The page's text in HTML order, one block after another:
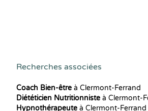
Recherches associées
Coach Bien-être à Clermont-Ferrand
Diététicien Nutritionniste à Clermont-
Hypnothérapeute à Clermont-Ferrand